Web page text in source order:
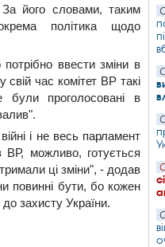
його словами, таким
політика щодо
ввести зміни в
час комітет ВР такі
були проголосовані в
і не весь парламент
ВР, можливо, готується
ці зміни", - додав
повинні бути, бо кожен
захисту України.